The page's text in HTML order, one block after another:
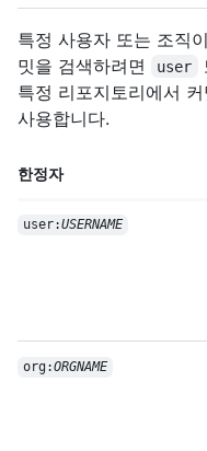
특정 사용자 또는 조직
밋을 검색하려면
user
특정 리포지토리에서
사용합니다.
한정자
user:USERNAME
org:ORGNAME